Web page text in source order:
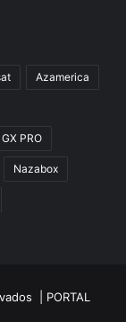
Azamerica
PRO
Nazabox
| PORTAL